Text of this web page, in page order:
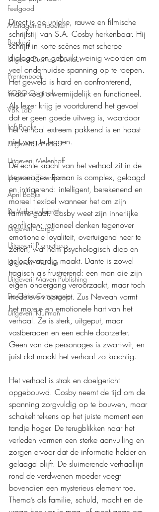
Feelgood
Managementboeken
Boekerij
Uitgever Business Contact
Prentenboek
KOBO Originals
VBK Lab
Loft Books
Uitgeverij Lannoo
Uitgeverij Melenhoff
Uitgeverij Zilverspoor
April Books
De Verhalenfabriek
Uitgeverij Cargo
Uitgeverij Prometheus
Uitgeverij Marmer
Uitgeverij Maven Publishing
De Crime Compagnie
Uitgeverij Kluitman
Direct is de unieke, rauwe en filmische
schrijfstijl van S.A. Cosby herkenbaar. Hij
schrijft in korte scènes met scherpe
dialogen en gebruikt weinig woorden om
veel onderhuidse spanning op te roepen.
Het geweld is hard en confronterend,
maar voelt onvermijdelijk en functioneel.
Als lezer krijg je voortdurend het gevoel
dat er geen goede uitweg is, waardoor
het verhaal extreem pakkend is en haast
niet weg te leggen.
De echte kracht van het verhaal zit in de
personages. Roman is complex, gelaagd
en intrigerend: intelligent, berekenend en
moreel flexibel wanneer het om zijn
familie gaat. Cosby weet zijn innerlijke
conflicten; rationeel denken tegenover
emotionele loyaliteit, overtuigend neer te
zetten, wat hem psychologisch diep en
geloofwaardig maakt. Dante is zowel
tragisch als frustrerend: een man die zijn
eigen ondergang veroorzaakt, maar toch
medeleven oproept. Zus Neveah vormt
het morele en emotionele hart van het
verhaal. Ze is sterk, uitgeput, maar
vastberaden en een echte doorzetter.
Geen van de personages is zwart-wit, en
juist dat maakt het verhaal zo krachtig.
Het verhaal is strak en doelgericht
opgebouwd. Cosby neemt de tijd om de
spanning zorgvuldig op te bouwen, maar
schakelt telkens op het juiste moment een
tandje hoger. De terugblikken naar het
verleden vormen een sterke aanvulling en
zorgen ervoor dat de informatie helder en
gelaagd blijft. De sluimerende verhaallijn
rond de verdwenen moeder voegt
bovendien een mysterieus element toe.
Thema’s als familie, schuld, macht en de